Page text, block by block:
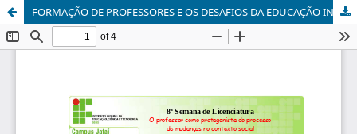
FORMAÇÃO DE PROFESSORES E OS DESAFIOS DA EDUCAÇÃO INCLUSIVA.